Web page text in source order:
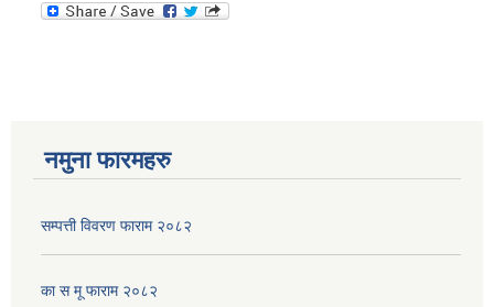
नमुना फारमहरु
सम्पत्ती विवरण फाराम २०८२
का स मू फाराम २०८२